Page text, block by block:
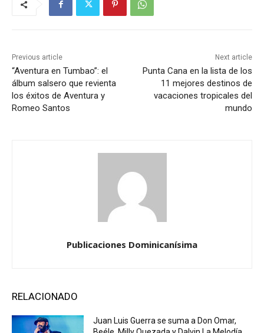
Previous article
“Aventura en Tumbao”: el
álbum salsero que revienta
los éxitos de Aventura y
Romeo Santos
Next article
Punta Cana en la lista de los
11 mejores destinos de
vacaciones tropicales del
mundo
Publicaciones Dominicanísima
RELACIONADO
Juan Luis Guerra se suma a Don Omar,